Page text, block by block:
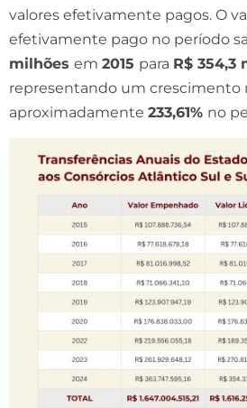
valores efetivamente pagos. O
efetivamente pago no período
milhões em 2015 para R$ 354,3
representando um crescimento
aproximadamente 233,61% no